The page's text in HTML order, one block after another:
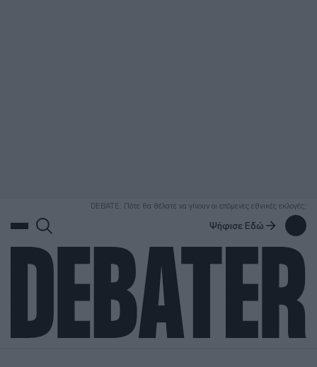
DEBATE: Πότε θα θέλατε να γίνουν οι επόμενες εθνικές εκλογές;
Ψήφισε Εδώ